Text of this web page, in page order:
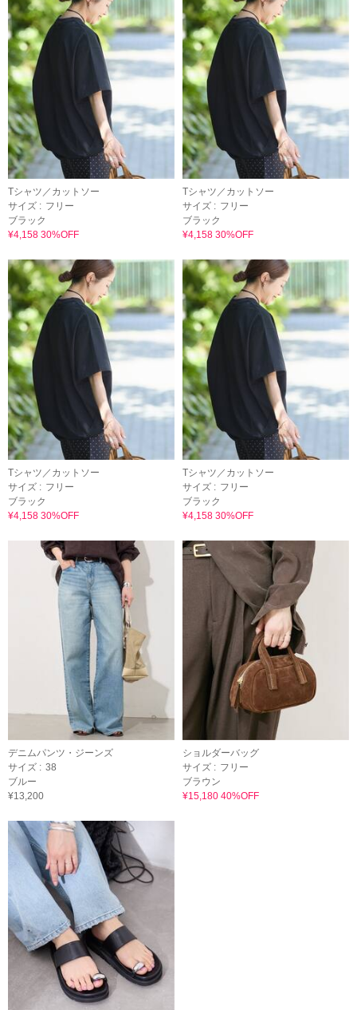
Tシャツ／カットソー
サイズ : フリー
ブラック
¥4,158 30%OFF
Tシャツ／カットソー
サイズ : フリー
ブラック
¥4,158 30%OFF
Tシャツ／カットソー
サイズ : フリー
ブラック
¥4,158 30%OFF
Tシャツ／カットソー
サイズ : フリー
ブラック
¥4,158 30%OFF
デニムパンツ・ジーンズ
サイズ : 38
ブルー
¥13,200
ショルダーバッグ
サイズ : フリー
ブラウン
¥15,180 40%OFF